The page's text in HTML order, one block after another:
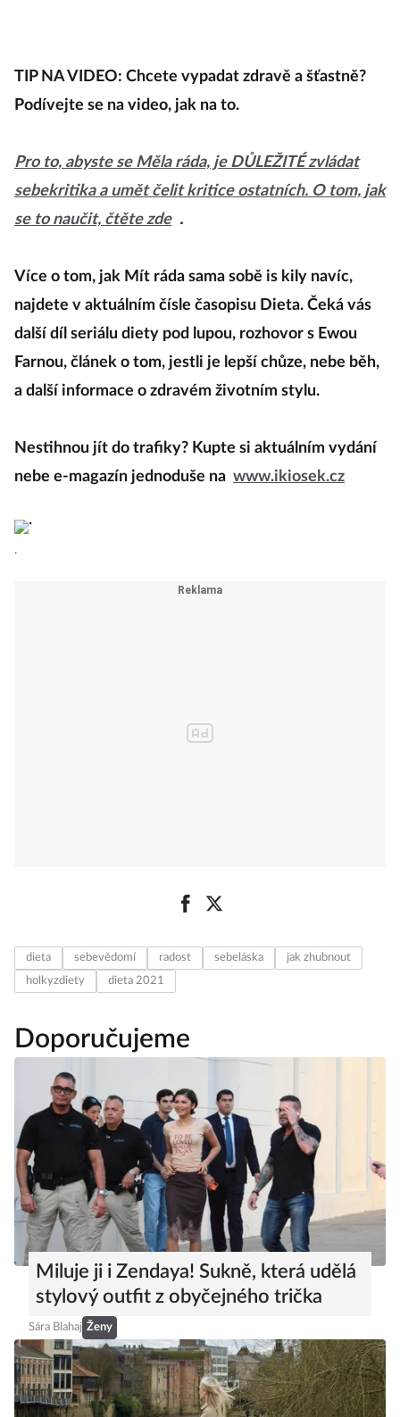
TIP NA VIDEO: Chcete vypadat zdravě a šťastně?
Podívejte se na video, jak na to.
Pro to, abyste se Měla ráda, je DŮLEŽITÉ zvládat
sebekritika a umět čelit kritice ostatních. O tom, jak
se to naučit, čtěte zde .
Více o tom, jak Mít ráda sama sobě is kily navíc,
najdete v aktuálním čísle časopisu Dieta. Čeká vás
další díl seriálu diety pod lupou, rozhovor s Ewou
Farnou, článek o tom, jestli je lepší chůze, nebe běh,
a další informace o zdravém životním stylu.
Nestihnou jít do trafiky? Kupte si aktuálním vydání
nebe e-magazín jednoduše na www.ikiosek.cz
.
dieta sebevědomí radost sebeláska
jak zhubnout
holkyzdiety
dieta 2021
Doporučujeme
Miluje ji i Zendaya! Sukně, která udělá
stylový outfit z obyčejného trička
Sára Blahaj Ženy